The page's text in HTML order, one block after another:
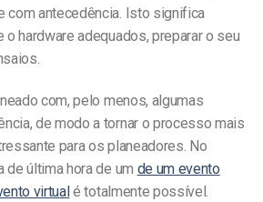
com antecedência. Isto significa
hardware adequados, preparar o seu
com, pelo menos, algumas
de modo a tornar o processo mais
para os planeadores. No
de última hora de um de um evento
virtualé totalmente possível.